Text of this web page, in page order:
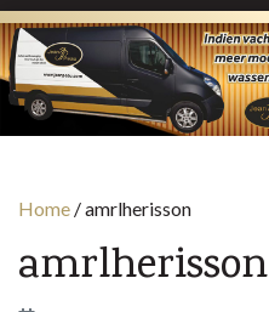
Home /amrlherisson
amrlherisson